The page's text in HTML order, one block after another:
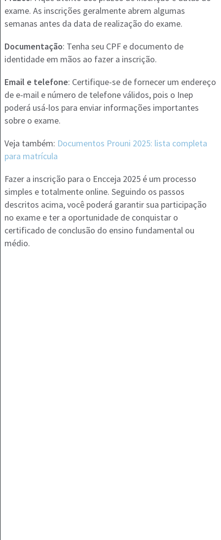
exame. As inscrições geralmente abrem algumas
semanas antes da data de realização do exame.
Documentação: Tenha seu CPF e documento de
identidade em mãos ao fazer a inscrição.
Email e telefone: Certifique-se de fornecer um endereço
de e-mail e número de telefone válidos, pois o Inep
poderá usá-los para enviar informações importantes
sobre o exame.
Veja também: Documentos Prouni 2025: lista completa
para matrícula
Fazer a inscrição para o Encceja 2025 é um processo
simples e totalmente online. Seguindo os passos
descritos acima, você poderá garantir sua participação
no exame e ter a oportunidade de conquistar o
certificado de conclusão do ensino fundamental ou
médio.